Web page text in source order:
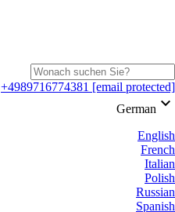
+4989716774381 [email protected]
German keyboard_arrow_down
English
French
Italian
Polish
Russian
Spanish